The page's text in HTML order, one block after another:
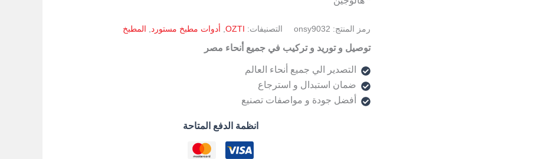
رمز المنتج: onsy9032 التصنيفات: OZTI أدوات مطبخ مستورد المطبخ
توصيل و توريد و تركيب في جميع أنحاء مصر
التصدير الي جميع أنحاء العالم
ضمان استبدال و استرجاع
أفضل جودة و مواصفات تصنيع
انظمة الدفع المتاحة